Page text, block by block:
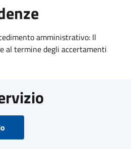
amministrativo: Il
al termine degli accertamenti